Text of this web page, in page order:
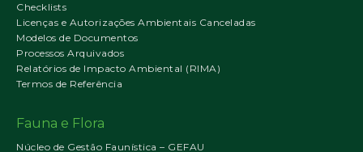
Checklists
Licenças e Autorizações Ambientais Canceladas
Modelos de Documentos
Processos Arquivados
Relatórios de Impacto Ambiental (RIMA)
Termos de Referência
Fauna e Flora
Núcleo de Gestão Faunística – GEFAU